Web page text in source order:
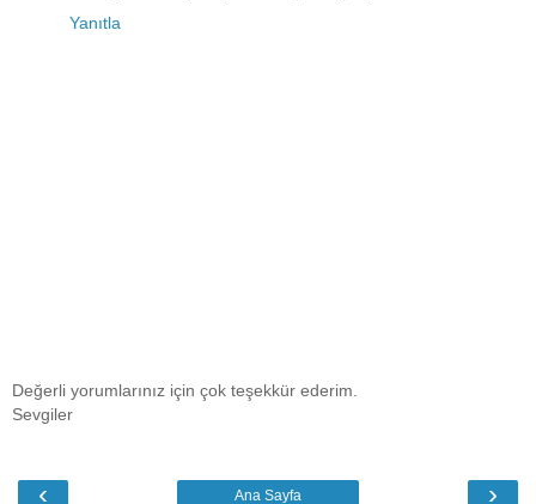
Yanıtla
Değerli yorumlarınız için çok teşekkür ederim.
Sevgiler
‹ ›
Ana Sayfa